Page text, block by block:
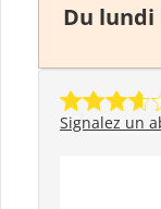
Du lundi
Signalez un